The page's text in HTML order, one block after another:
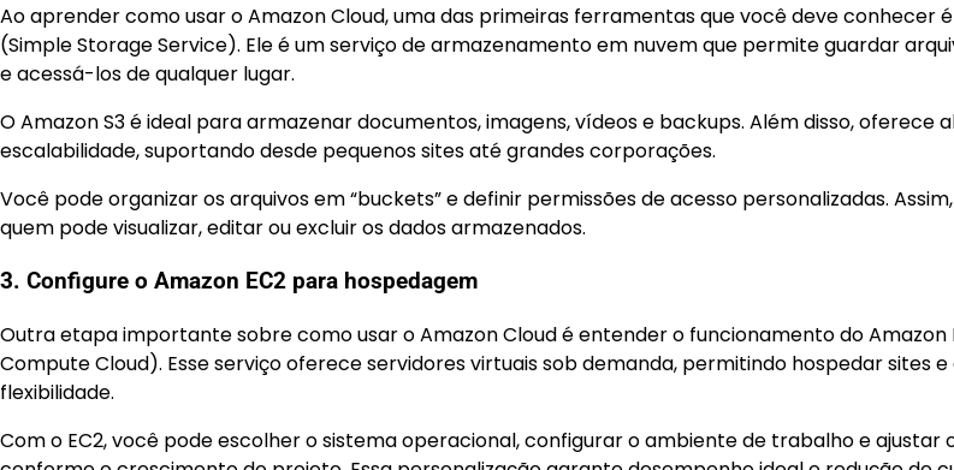
Ao aprender como usar o Amazon Cloud, uma das primeiras ferramentas que você deve conhecer é
(Simple Storage Service). Ele é um serviço de armazenamento em nuvem que permite guardar
e acessá-los de qualquer lugar.
O Amazon S3 é ideal para armazenar documentos, imagens, vídeos e backups. Além disso, oferece
escalabilidade, suportando desde pequenos sites até grandes corporações.
Você pode organizar os arquivos em “buckets” e definir permissões de acesso personalizadas.
quem pode visualizar, editar ou excluir os dados armazenados.
3. Configure o Amazon EC2 para hospedagem
Outra etapa importante sobre como usar o Amazon Cloud é entender o funcionamento do Amazon
Compute Cloud). Esse serviço oferece servidores virtuais sob demanda, permitindo hospedar sites
flexibilidade.
Com o EC2, você pode escolher o sistema operacional, configurar o ambiente de trabalho e ajustar